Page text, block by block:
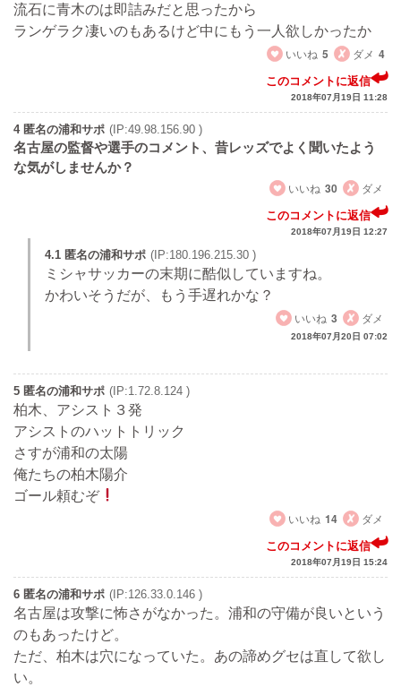
流石に青木のは即詰みだと思ったから
ランゲラク凄いのもあるけど中にもう一人欲しかったか
いいね 5 ダメ 4
このコメントに返信
2018年07月19日 11:28
4 匿名の浦和サポ (IP:49.98.156.90 )
名古屋の監督や選手のコメント、昔レッズでよく聞いたよう
な気がしませんか？
いいね 30 ダメ
このコメントに返信
2018年07月19日 12:27
4.1 匿名の浦和サポ (IP:180.196.215.30 )
ミシャサッカーの末期に酷似していますね。
かわいそうだが、もう手遅れかな？
いいね 3 ダメ
2018年07月20日 07:02
5 匿名の浦和サポ (IP:1.72.8.124 )
柏木、アシスト３発
アシストのハットトリック
さすが浦和の太陽
俺たちの柏木陽介
ゴール頼むぞ
いいね 14 ダメ
このコメントに返信
2018年07月19日 15:24
6 匿名の浦和サポ (IP:126.33.0.146 )
名古屋は攻撃に怖さがなかった。浦和の守備が良いという
のもあったけど。
ただ、柏木は穴になっていた。あの諦めグセは直して欲し
い。